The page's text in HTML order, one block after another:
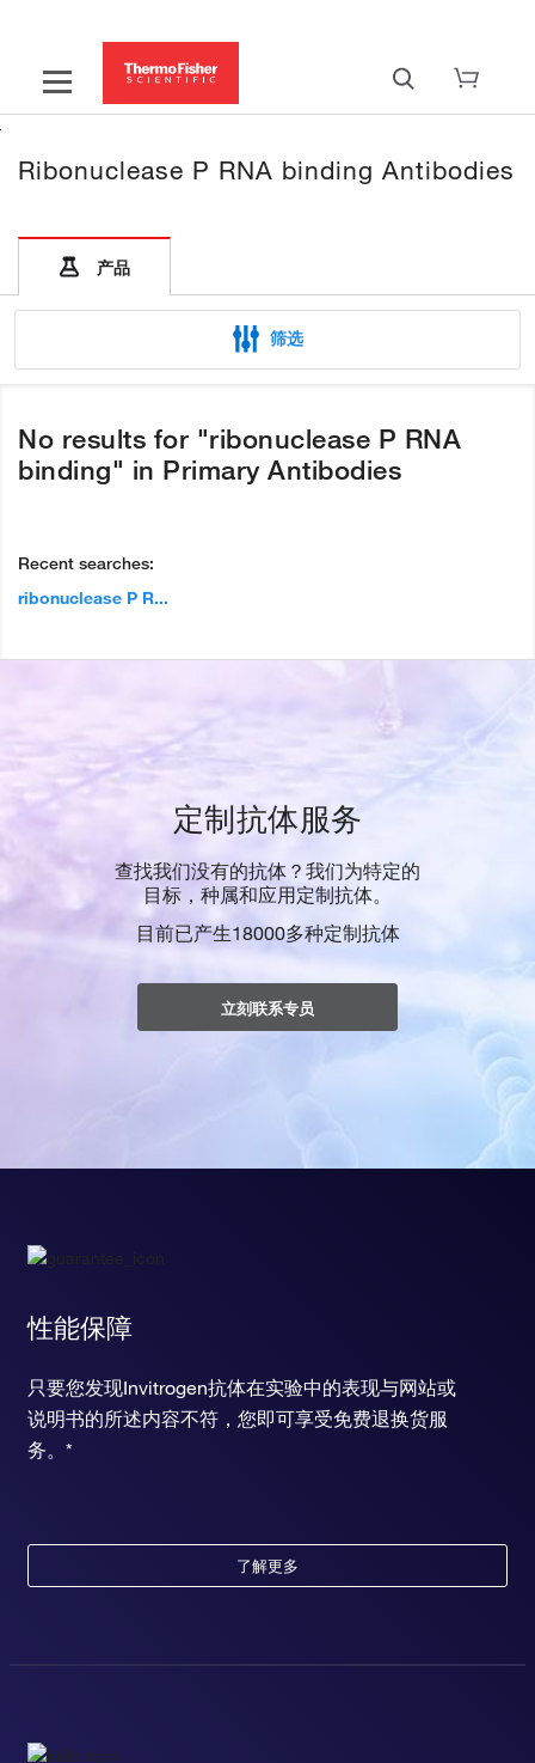
Ribonuclease P RNA binding Antibodies
产品
筛选
No results for "ribonuclease P RNA
binding" in Primary Antibodies
Recent searches:
ribonuclease P R...
定制抗体服务
查找我们没有的抗体？我们为特定的
目标，种属和应用定制抗体。
目前已产生18000多种定制抗体
立刻联系专员
性能保障
只要您发现Invitrogen抗体在实验中的表现与网站或
说明书的所述内容不符，您即可享受免费退换货服
务。*
了解更多